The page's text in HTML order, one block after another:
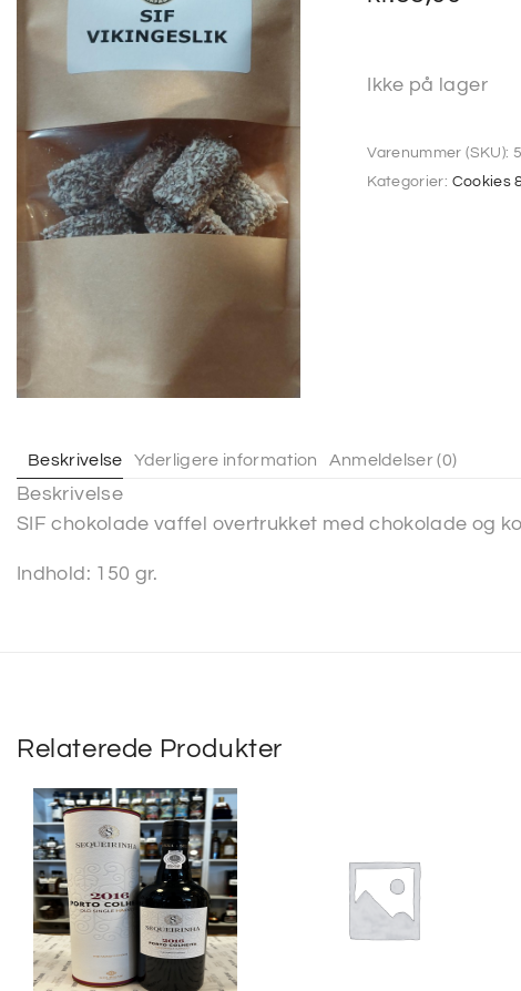
Ikke på lager
Varenummer (SKU):
Kategorier: Cookies
Beskrivelse Yderligere information Anmeldelser (0)
Beskrivelse
SIF chokolade vaffel overtrukket med chokolade og
Indhold: 150 gr.
Relaterede Produkter